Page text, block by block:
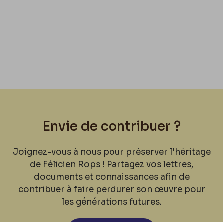
Envie de contribuer ?
Joignez-vous à nous pour préserver l'héritage
de Félicien Rops ! Partagez vos lettres,
documents et connaissances afin de
contribuer à faire perdurer son œuvre pour
les générations futures.